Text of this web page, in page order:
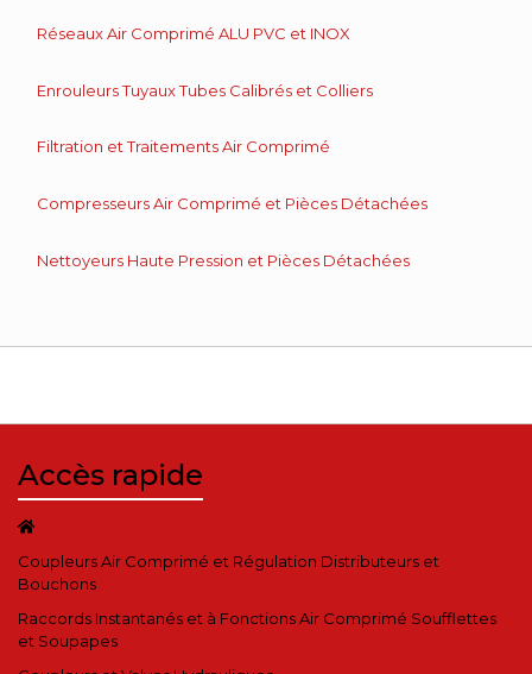
Réseaux Air Comprimé ALU PVC et INOX
Enrouleurs Tuyaux Tubes Calibrés et Colliers
Filtration et Traitements Air Comprimé
Compresseurs Air Comprimé et Pièces Détachées
Nettoyeurs Haute Pression et Pièces Détachées
Accès rapide
Coupleurs Air Comprimé et Régulation Distributeurs et
Bouchons
Raccords Instantanés et à Fonctions Air Comprimé Soufflettes
et Soupapes